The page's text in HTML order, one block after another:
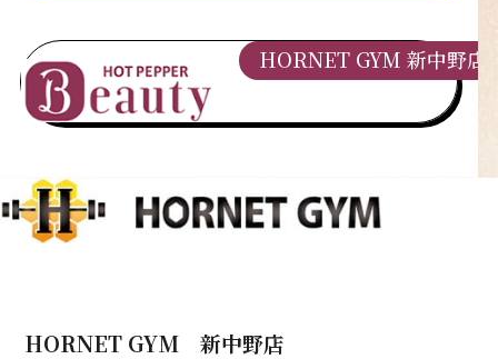
HORNET GYM 新中野店
HORNET GYM 新中野店